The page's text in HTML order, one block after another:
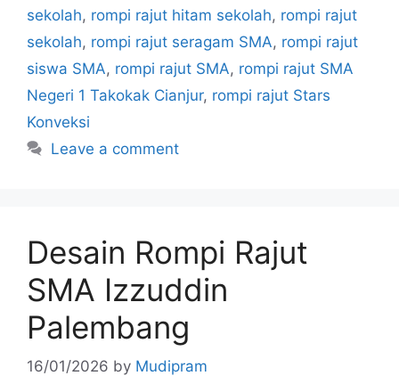
sekolah, rompi rajut hitam sekolah, rompi rajut
sekolah, rompi rajut seragam SMA, rompi rajut
siswa SMA, rompi rajut SMA, rompi rajut SMA
Negeri 1 Takokak Cianjur, rompi rajut Stars
Konveksi
Leave a comment
Desain Rompi Rajut
SMA Izzuddin
Palembang
16/01/2026 by Mudipram